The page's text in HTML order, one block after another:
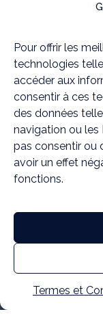
Pour offrir les
technologies
accéder aux
consentir à ces
des données
navigation ou les
pas consentir ou
avoir un effet
fonctions.
Termes et
résidents
Montagnes
Pour les
Eustache,
centre de
clinique est